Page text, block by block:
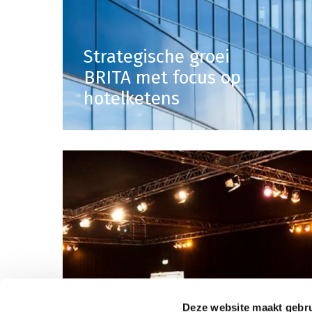
Deze website maakt
Strategische groei
BRITA met focus op
hotelketens